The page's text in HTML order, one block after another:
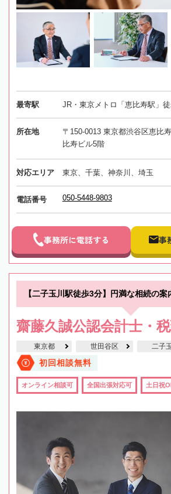
最寄駅 JR・東京メトロ「恵比寿駅」
所在地
〒150-0013 東京都渋谷区恵比
比寿ビル5階
対応エリア 東京、千葉、神奈川、埼玉
電話番号 050-5448-9803
事務所に電話する 事
【二子玉川駅徒歩3分】円満な相続の案
齋藤久誠公認会計士・
東京都 世田谷区 二子
初回相談無料
オンライン相談可 全国出張対応可 土日祝